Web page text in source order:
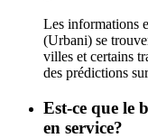
Les informations
(Urbani) se
villes et certains
des prédictions
Est-ce que le
en service?